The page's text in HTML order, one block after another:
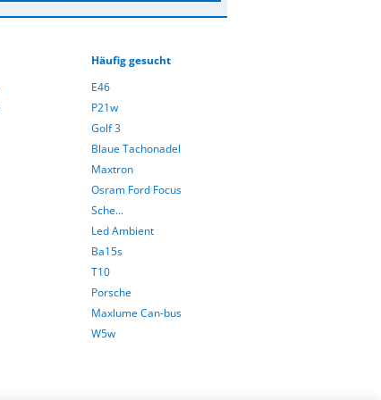
Häufig gesucht
E46
P21w
Golf 3
Blaue Tachonadel
Maxtron
Osram Ford Focus
Sche...
Led Ambient
Ba15s
T10
Porsche
Maxlume Can-bus
W5w